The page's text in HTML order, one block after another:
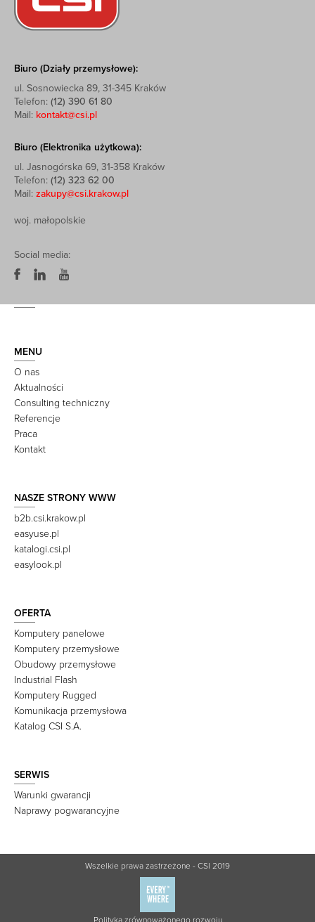
Biuro (Działy przemysłowe):
ul. Sosnowiecka 89, 31-345 Kraków
Telefon: (12) 390 61 80
Mail: kontakt@csi.pl
Biuro (Elektronika użytkowa):
ul. Jasnogórska 69, 31-358 Kraków
Telefon: (12) 323 62 00
Mail: zakupy@csi.krakow.pl
woj. małopolskie
Social media:
MENU
O nas
Aktualności
Consulting techniczny
Referencje
Praca
Kontakt
NASZE STRONY WWW
b2b.csi.krakow.pl
easyuse.pl
katalogi.csi.pl
easylook.pl
OFERTA
Komputery panelowe
Komputery przemysłowe
Obudowy przemysłowe
Industrial Flash
Komputery Rugged
Komunikacja przemysłowa
Katalog CSI S.A.
SERWIS
Warunki gwarancji
Naprawy pogwarancyjne
Wszelkie prawa zastrzeżone - CSI 2019